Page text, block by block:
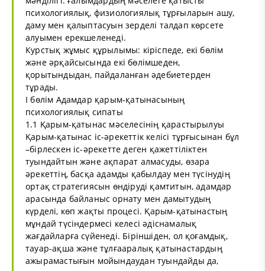
психологиялық, физиологиялық тұрғыларын ашу,
даму мен қалыптасуын зерделі талдап көрсете
алуымен ерекшеленеді.
Курстық жұмыс құрылымы: кіріспеде, екі бөлім
және әрқайсысында екі бөлімшеден,
қорытындыдан, пайдаланған әдебиетерден
тұрады.
I бөлім Адамдар қарым-қатынасының
психологиялық сипаты
1.1 Қарым-қатынас мәселесінің қарастырылуы
Қарым-қатынас іс-әрекеттік келісі тұрғысынан бұл
–бірлескен іс-әрекетте деген қажеттіліктен
туындайтын және ақпарат алмасуды, өзара
әрекеттің, басқа адамды қабылдау мен түсінудің
ортақ стратегиясын өндіруді қамтитын, адамдар
арасында байланыс орнату мен дамытудың
күрделі, көп жақты процесі. Қарым-қатынастың
мұндай түсіндермесі келесі әдіснамалық
жағдайларға сүйенеді. Біріншіден, ол қоғамдық,
тауар-ақша және тұлғааралық қатынастардың
ажырамастығын мойындаудан туындайды да,